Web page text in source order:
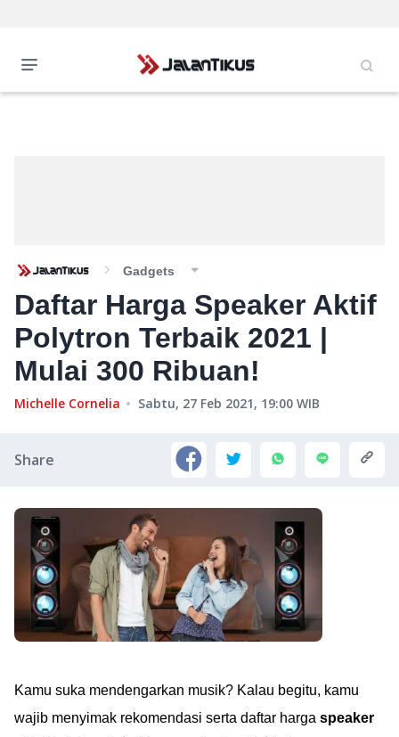
Gadgets
Daftar Harga Speaker Aktif
Polytron Terbaik 2021 |
Mulai 300 Ribuan!
Michelle Cornelia Sabtu, 27 Feb 2021, 19:00 WIB
Share
Kamu suka mendengarkan musik? Kalau begitu, kamu
wajib menyimak rekomendasi serta daftar harga speaker